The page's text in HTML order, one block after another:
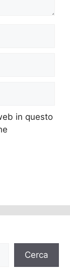
in questo
Cerca